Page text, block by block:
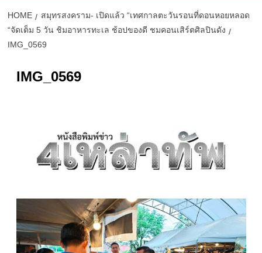
HOME
สมุทรสงคราม- เปิดแล้ว “เทศกาลตะวันรอนที่ดอนหอยหลอด
“จัดเต็ม 5 วัน ชิมอาหารทะเล ช้อปของดี ชมคอนเสิร์ตศิลปินดัง
IMG_0569
IMG_0569